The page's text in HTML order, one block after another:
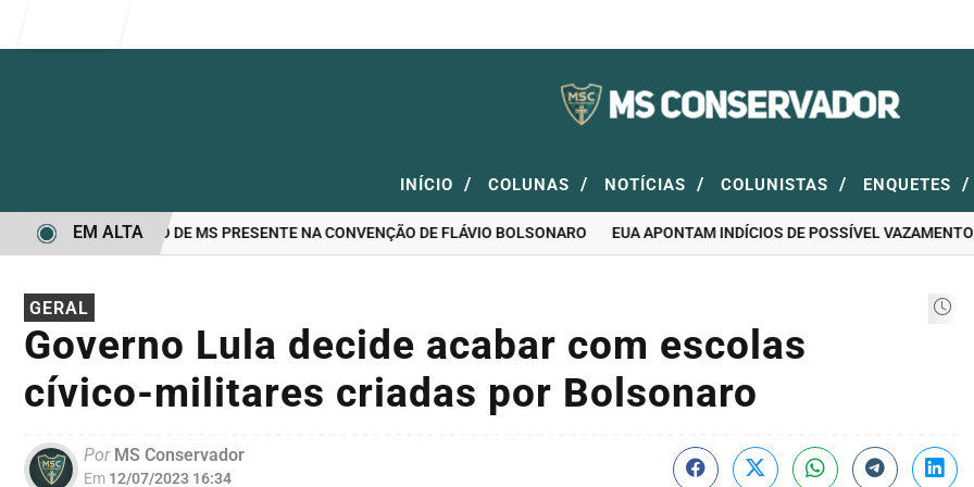
INÍCIO / COLUNAS / NOTÍCIAS / COLUNISTAS / ENQUETES /
A GOVERNO DE MS PRESENTE NA CONVENÇÃO DE FLÁVIO BOLSONARO EUA APONTAM INDÍCIOS DE POSSÍVEL VAZAMENTO
EM ALTA
GERAL
Governo Lula decide acabar com escolas
cívico-militares criadas por Bolsonaro
PorMS Conservador
Em 12/07/2023 16:34